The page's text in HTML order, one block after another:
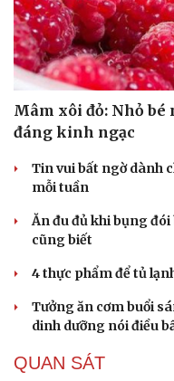
Mâm xôi đỏ: Nhỏ
đáng kinh ngạc
Tin vui bất ngờ dành
mỗi tuần
Ăn đu đủ khi bụng
cũng biết
4 thực phẩm để tủ
Tưởng ăn cơm buổi
dinh dưỡng nói điều
QUAN SÁT